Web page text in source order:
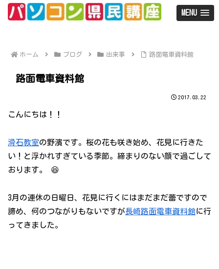
MENU
ホーム ブログ 出来事 路面電車資料館
路面電車資料館
2017.03.22
こんにちは！！
滑石教室の野濱です。桜の花も咲き始め、花見に行きた
い！と浮かれすぎている季節。締まりのない顔で過ごして
おります。 😆
3月の連休の日曜日、花見に行くにはまだまだ蕾ですので
諦め、何のつながりもないですが長崎路面電車資料館に行
ってきました。